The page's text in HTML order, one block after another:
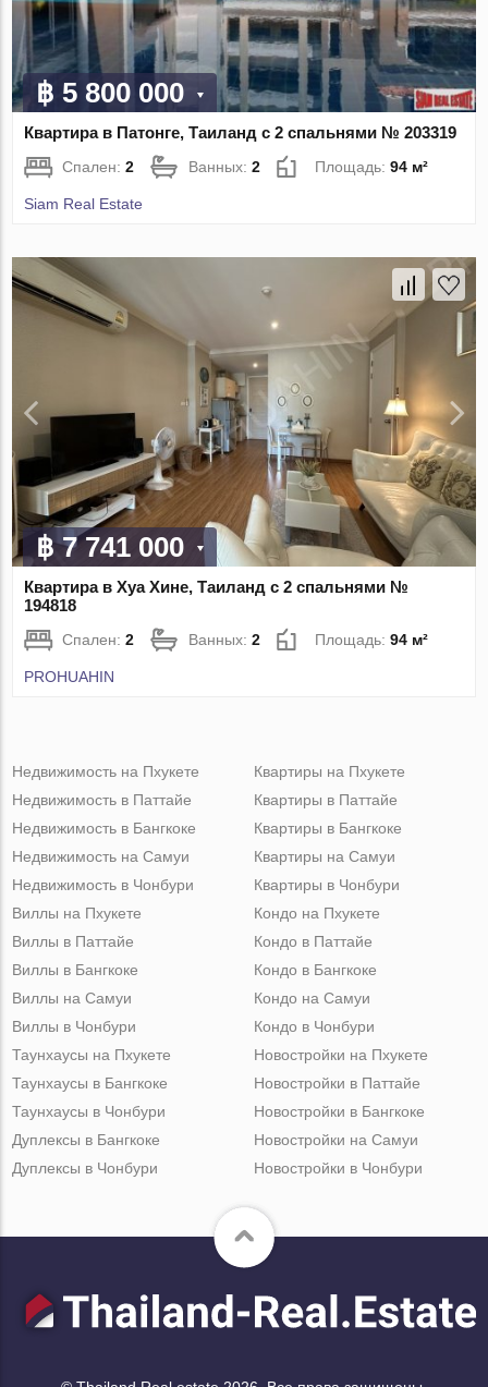
฿ 5 800 000
Квартира в Патонге, Таиланд с 2 спальнями № 203319
Спален:2 Ванных:2 Площадь:94 м²
Siam Real Estate
฿ 7 741 000
Квартира в Хуа Хине, Таиланд с 2 спальнями №
194818
Спален:2 Ванных:2 Площадь:94 м²
PROHUAHIN
Недвижимость на Пхукете
Недвижимость в Паттайе
Недвижимость в Бангкоке
Недвижимость на Самуи
Недвижимость в Чонбури
Квартиры на Пхукете
Квартиры в Паттайе
Квартиры в Бангкоке
Квартиры на Самуи
Квартиры в Чонбури
Виллы на Пхукете
Виллы в Паттайе
Виллы в Бангкоке
Виллы на Самуи
Виллы в Чонбури
Кондо на Пхукете
Кондо в Паттайе
Кондо в Бангкоке
Кондо на Самуи
Кондо в Чонбури
Таунхаусы на Пхукете
Таунхаусы в Бангкоке
Таунхаусы в Чонбури
Дуплексы в Бангкоке
Дуплексы в Чонбури
Новостройки на Пхукете
Новостройки в Паттайе
Новостройки в Бангкоке
Новостройки на Самуи
Новостройки в Чонбури